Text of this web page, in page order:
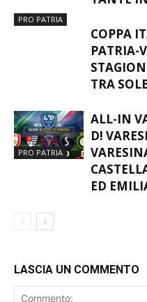
PRO PATRIA
COPPA
PATRIA-
TRA
PRO PATRIA
ALL-IN
D!
ED
LASCIA UN COMMENTO